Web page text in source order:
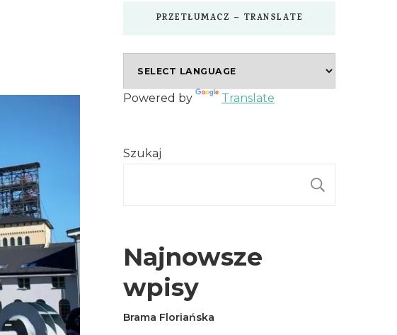
PRZETŁUMACZ – TRANSLATE
Powered by Translate
Szukaj
Najnowsze
wpisy
Brama Floriańska